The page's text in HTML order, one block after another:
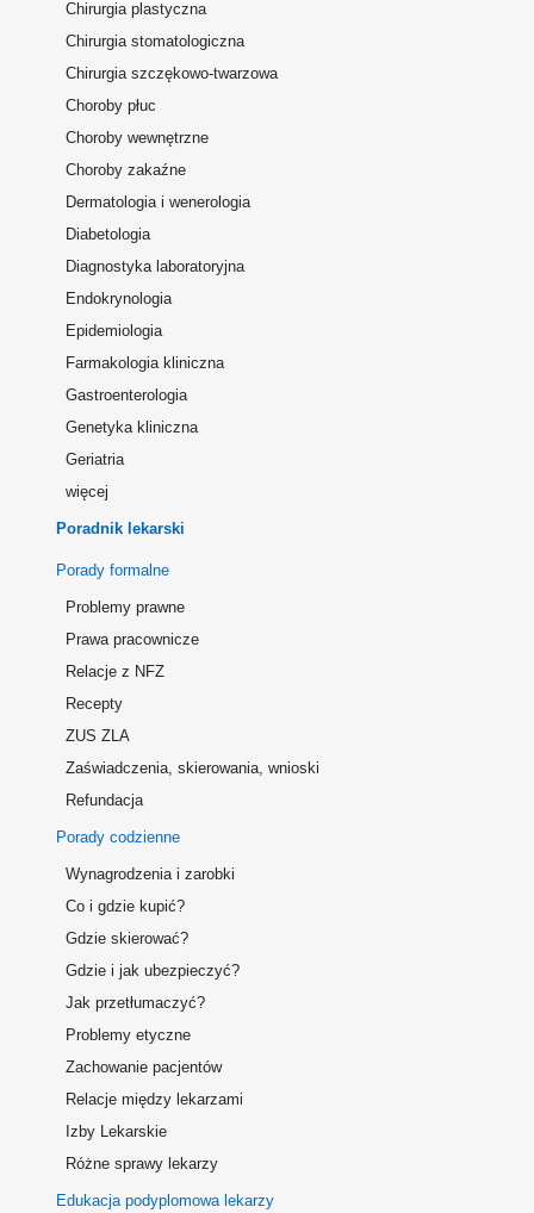
Chirurgia plastyczna
Chirurgia stomatologiczna
Chirurgia szczękowo-twarzowa
Choroby płuc
Choroby wewnętrzne
Choroby zakaźne
Dermatologia i wenerologia
Diabetologia
Diagnostyka laboratoryjna
Endokrynologia
Epidemiologia
Farmakologia kliniczna
Gastroenterologia
Genetyka kliniczna
Geriatria
więcej
Poradnik lekarski
Porady formalne
Problemy prawne
Prawa pracownicze
Relacje z NFZ
Recepty
ZUS ZLA
Zaświadczenia, skierowania, wnioski
Refundacja
Porady codzienne
Wynagrodzenia i zarobki
Co i gdzie kupić?
Gdzie skierować?
Gdzie i jak ubezpieczyć?
Jak przetłumaczyć?
Problemy etyczne
Zachowanie pacjentów
Relacje między lekarzami
Izby Lekarskie
Różne sprawy lekarzy
Edukacja podyplomowa lekarzy